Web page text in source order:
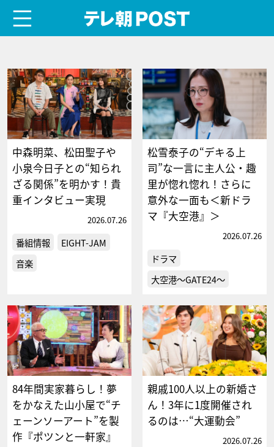
中森明菜、松田聖子や
小泉今日子との“知られ
ざる関係”を明かす！貴
重インタビュー実現
2026.07.26
番組情報
EIGHT-JAM
音楽
松雪泰子の“デキる上
司”な一言に主人公・趣
里が惚れ惚れ！さらに
意外な一面も＜新ドラ
マ『大空港』＞
2026.07.26
ドラマ
大空港～GATE24～
84年間実家暮らし！夢
をかなえた山小屋で“チ
ェーンソーアート”を製
作『ポツンと一軒家』
親戚100人以上の新婚さ
ん！3年に1度開催され
るのは…“大運動会”
2026.07.26